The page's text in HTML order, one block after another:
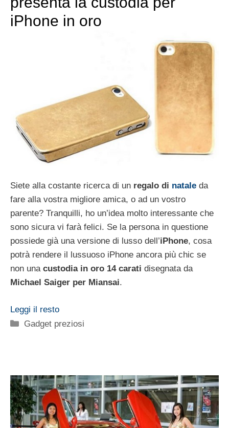
iPhone in oro
Siete alla costante ricerca di un regalo di natale da
fare alla vostra migliore amica, o ad un vostro
parente? Tranquilli, ho un’idea molto interessante che
sono sicura vi farà felici. Se la persona in questione
possiede già una versione di lusso dell’iPhone, cosa
potrà rendere il lussuoso iPhone ancora più chic se
non una custodia in oro 14 carati disegnata da
Michael Saiger per Miansai.
Leggi il resto
Categorie
Gadget preziosi